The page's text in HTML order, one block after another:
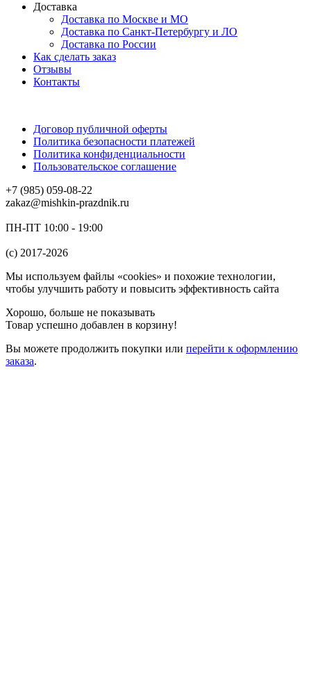
Доставка
Доставка по Москве и МО
Доставка по Санкт-Петербургу и ЛО
Доставка по России
Как сделать заказ
Отзывы
Контакты
Договор публичной оферты
Политика безопасности платежей
Политика конфиденциальности
Пользовательское соглашение
+7 (985) 059-08-22
zakaz@mishkin-prazdnik.ru
ПН-ПТ 10:00 - 19:00
(c) 2017-2026
Мы используем файлы «cookies» и похожие технологии,
чтобы улучшить работу и повысить эффективность сайта
Хорошо, больше не показывать
Товар успешно добавлен в корзину!
Вы можете продолжить покупки или перейти к оформлению
заказа.